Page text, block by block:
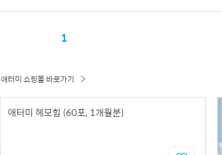
1
애터미 쇼핑몰 바로가기
애터미 헤모힘 (60포, 1개월분)